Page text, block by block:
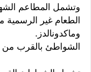
وتشمل المطاعم
الطعام غير
وماكدونالدز.
الشواطئ بالقرب من